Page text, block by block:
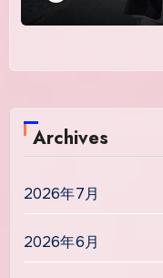
Archives
2026年7月
2026年6月